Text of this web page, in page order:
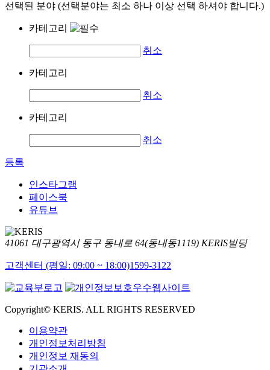
선택된 분야 (선택분야는 최소 하나 이상 선택 하셔야 합니다.)
카테고리
취소
카테고리
취소
카테고리
취소
등록
인스타그램
페이스북
유튜브
41061 대구광역시 동구 동내로 64(동내동1119) KERIS빌딩
고객센터 (평일: 09:00 ~ 18:00)1599-3122
Copyright© KERIS. ALL RIGHTS RESERVED
이용약관
개인정보처리방침
개인정보 재동의